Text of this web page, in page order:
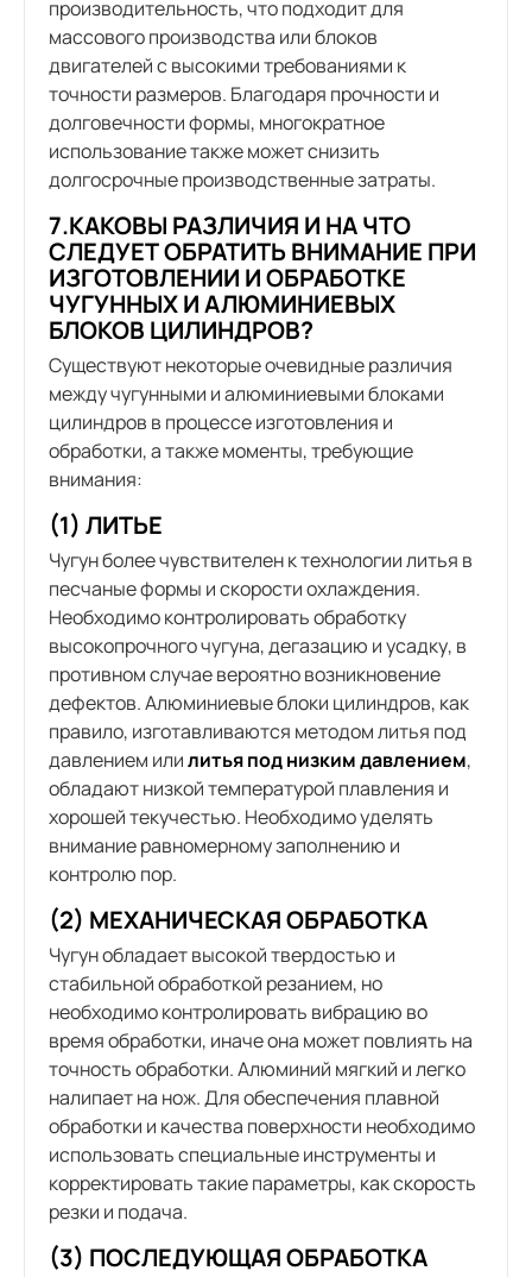
производительность, что подходит для
массового производства или блоков
двигателей с высокими требованиями к
точности размеров. Благодаря прочности и
долговечности формы, многократное
использование также может снизить
долгосрочные производственные затраты.
7.КАКОВЫ РАЗЛИЧИЯ И НА ЧТО
СЛЕДУЕТ ОБРАТИТЬ ВНИМАНИЕ ПРИ
ИЗГОТОВЛЕНИИ И ОБРАБОТКЕ
ЧУГУННЫХ И АЛЮМИНИЕВЫХ
БЛОКОВ ЦИЛИНДРОВ?
Существуют некоторые очевидные различия
между чугунными и алюминиевыми блоками
цилиндров в процессе изготовления и
обработки, а также моменты, требующие
внимания:
(1) ЛИТЬЕ
Чугун более чувствителен к технологии литья в
песчаные формы и скорости охлаждения.
Необходимо контролировать обработку
высокопрочного чугуна, дегазацию и усадку, в
противном случае вероятно возникновение
дефектов. Алюминиевые блоки цилиндров, как
правило, изготавливаются методом литья под
давлением илилитья под низким давлением,
обладают низкой температурой плавления и
хорошей текучестью. Необходимо уделять
внимание равномерному заполнению и
контролю пор.
(2) МЕХАНИЧЕСКАЯ ОБРАБОТКА
Чугун обладает высокой твердостью и
стабильной обработкой резанием, но
необходимо контролировать вибрацию во
время обработки, иначе она может повлиять на
точность обработки. Алюминий мягкий и легко
налипает на нож. Для обеспечения плавной
обработки и качества поверхности необходимо
использовать специальные инструменты и
корректировать такие параметры, как скорость
резки и подача.
(3) ПОСЛЕДУЮЩАЯ ОБРАБОТКА